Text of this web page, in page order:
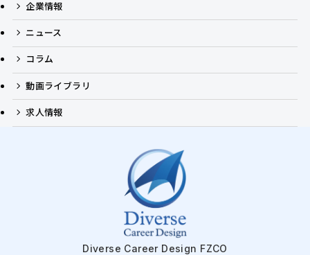
企業情報
ニュース
コラム
動画ライブラリ
求人情報
Diverse Career Design FZCO